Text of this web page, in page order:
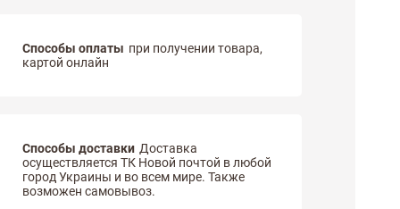
Способы оплаты при получении товара,
картой онлайн
Способы доставки Доставка
осуществляется ТК Новой почтой в любой
город Украины и во всем мире. Также
возможен самовывоз.